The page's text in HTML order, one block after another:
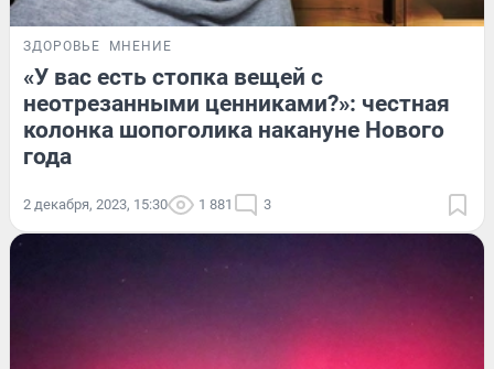
ЗДОРОВЬЕ МНЕНИЕ
«У вас есть стопка вещей с
неотрезанными ценниками?»: честная
колонка шопоголика накануне Нового
года
2 декабря, 2023, 15:30 1 881 3